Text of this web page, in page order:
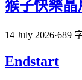
猴子快樂晶
14 July 2026·689
Endstart